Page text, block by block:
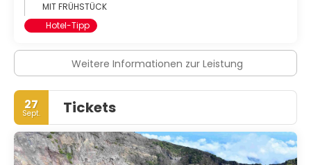
MIT FRÜHSTÜCK
Hotel-Tipp
Weitere Informationen zur Leistung
27
Sept. Tickets